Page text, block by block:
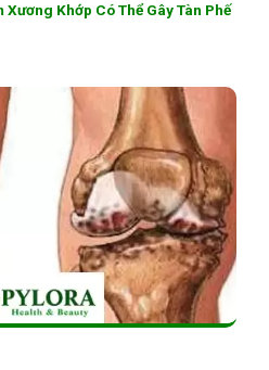
Khớp Có Thể Gây Tàn Phế